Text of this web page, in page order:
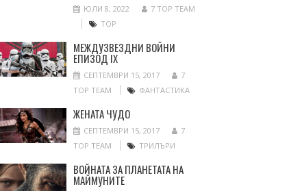
ЮЛИ 8, 2022
7 TOP TEAM
ТОР
МЕЖДУЗВЕЗДНИ ВОЙНИ
ЕПИЗОД IX
СЕПТЕМВРИ 15, 2017
7
TOP TEAM
ФАНТАСТИКА
ЖЕНАТА ЧУДО
СЕПТЕМВРИ 15, 2017
7
TOP TEAM
ТРИЛЪРИ
ВОЙНАТА ЗА ПЛАНЕТАТА НА
МАЙМУНИТЕ